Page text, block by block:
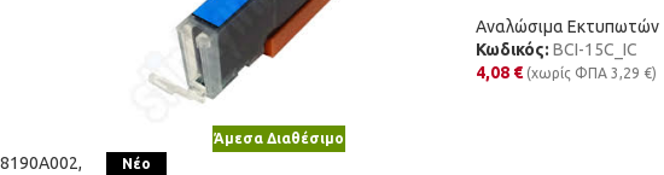
Άμεσα Διαθέσιμο
Νέο
Αναλώσιμα Εκτυπωτών
Κωδικός: BCI-15C_IC
4,08 € (χωρίς ΦΠΑ 3,29 €)